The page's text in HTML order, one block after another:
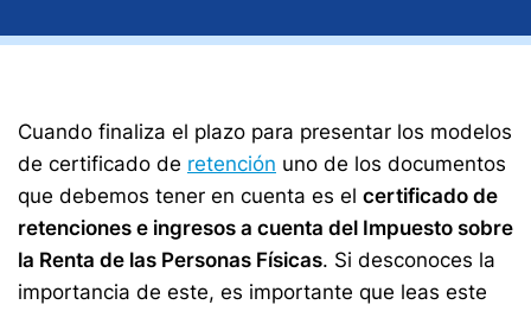
Cuando finaliza el plazo para presentar los modelos
de certificado de retención uno de los documentos
que debemos tener en cuenta es el certificado de
retenciones e ingresos a cuenta del Impuesto sobre
la Renta de las Personas Físicas. Si desconoces la
importancia de este, es importante que leas este